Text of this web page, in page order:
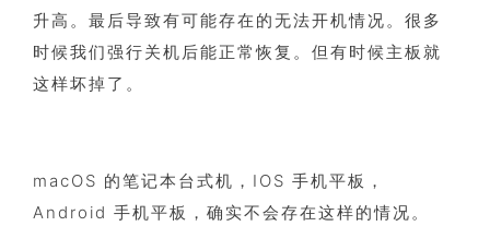
升高。最后导致有可能存在的无法开机情况。很多
时候我们强行关机后能正常恢复。但有时候主板就
这样坏掉了。
macOS 的笔记本台式机，IOS 手机平板，
Android 手机平板，确实不会存在这样的情况。